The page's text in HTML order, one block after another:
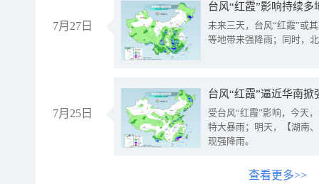
7月27日
台风“红霞”影响持续
未来三天，台风“红霞”或
等地带来强降雨；同时，
7月25日
台风“红霞”逼近华南
受台风“红霞”影响，今天
特大暴雨；明天，【湖南
现强降雨。
查看更多>>